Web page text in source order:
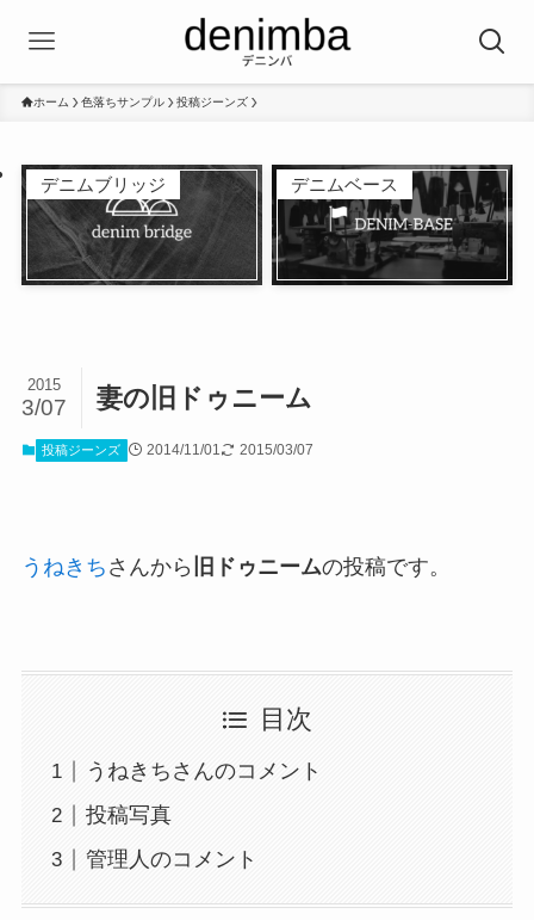
ホーム 色落ちサンプル 投稿ジーンズ
デニムブリッジ デニムベース
妻の旧ドゥニーム
2015
3/07
投稿ジーンズ 2014/11/01 2015/03/07
うねきち さんから 旧ドゥニームの投稿です。
目次
うねきちさんのコメント
投稿写真
管理人のコメント